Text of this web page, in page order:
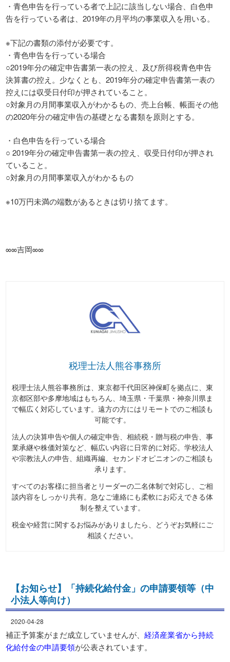
・青色申告を行っている者で上記に該当しない場合、白色申
告を行っている者は、2019年の月平均の事業収入を用いる。
※下記の書類の添付が必要です。
・青色申告を行っている場合
○2019年分の確定申告書第一表の控え、及び所得税青色申告
決算書の控え。少なくとも、2019年分の確定申告書第一表の
控えには収受日付印が押されていること。
○対象月の月間事業収入がわかるもの、売上台帳、帳面その他
の2020年分の確定申告の基礎となる書類を原則とする。
・白色申告を行っている場合
○ 2019年分の確定申告書第一表の控え、収受日付印が押され
ていること。
○対象月の月間事業収入がわかるもの
※10万円未満の端数があるときは切り捨てます。
∞∞吉岡∞∞
税理士法人熊谷事務所
税理士法人熊谷事務所は、東京都千代田区神保町を拠点に、東
京都区部や多摩地域はもちろん、埼玉県・千葉県・神奈川県ま
で幅広く対応しています。遠方の方にはリモートでのご相談も
可能です。
法人の決算申告や個人の確定申告、相続税・贈与税の申告、事
業承継や株価対策など、幅広い内容に日常的に対応。学校法人
や宗教法人の申告、組織再編、セカンドオピニオンのご相談も
承ります。
すべてのお客様に担当者とリーダーの二名体制で対応し、ご相
談内容をしっかり共有。急なご連絡にも柔軟にお応えできる体
制を整えています。
税金や経営に関するお悩みがありましたら、どうぞお気軽にご
相談ください。
【お知らせ】「持続化給付金」の申請要領等（中
小法人等向け）
2020-04-28
補正予算案がまだ成立していませんが、経済産業省から持続
化給付金の申請要領が公表されています。